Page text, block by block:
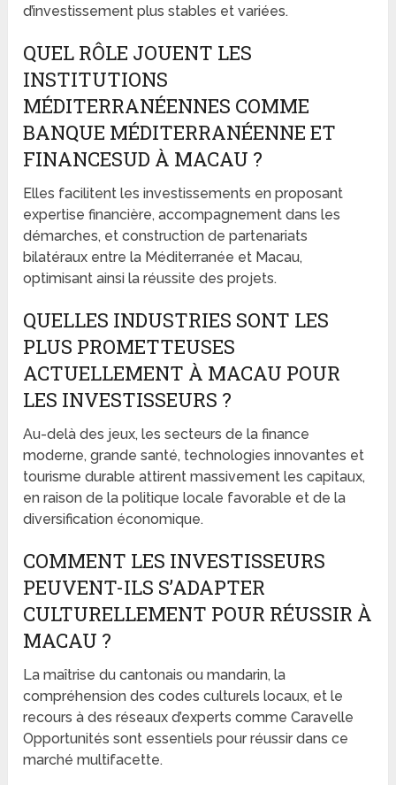
d’investissement plus stables et variées.
QUEL RÔLE JOUENT LES
INSTITUTIONS
MÉDITERRANÉENNES COMME
BANQUE MÉDITERRANÉENNE ET
FINANCESUD À MACAU ?
Elles facilitent les investissements en proposant
expertise financière, accompagnement dans les
démarches, et construction de partenariats
bilatéraux entre la Méditerranée et Macau,
optimisant ainsi la réussite des projets.
QUELLES INDUSTRIES SONT LES
PLUS PROMETTEUSES
ACTUELLEMENT À MACAU POUR
LES INVESTISSEURS ?
Au-delà des jeux, les secteurs de la finance
moderne, grande santé, technologies innovantes et
tourisme durable attirent massivement les capitaux,
en raison de la politique locale favorable et de la
diversification économique.
COMMENT LES INVESTISSEURS
PEUVENT-ILS S’ADAPTER
CULTURELLEMENT POUR RÉUSSIR À
MACAU ?
La maîtrise du cantonais ou mandarin, la
compréhension des codes culturels locaux, et le
recours à des réseaux d’experts comme Caravelle
Opportunités sont essentiels pour réussir dans ce
marché multifacette.